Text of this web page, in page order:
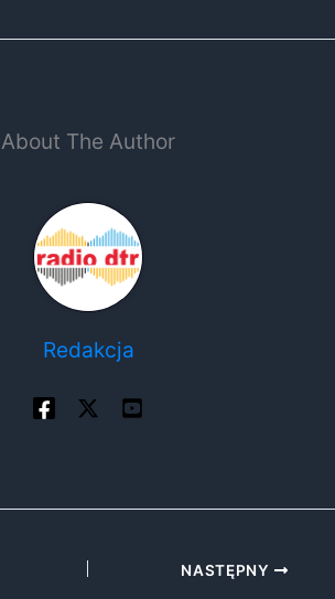
About The Author
Redakcja
NASTĘPNY